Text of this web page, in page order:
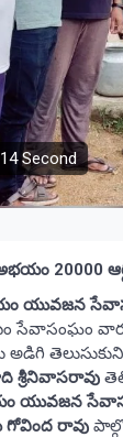
Second
20000
యువజన
సేవాసంఘం
అడిగి
శ్రీనివాసరావు
యువజన
గోవింద రావు